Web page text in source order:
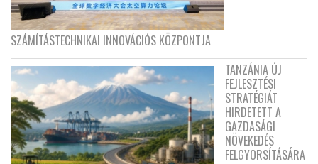
SZÁMÍTÁSTECHNIKAI INNOVÁCIÓS KÖZPONTJA
TANZÁNIA ÚJ
FEJLESZTÉSI
STRATÉGIÁT
HIRDETETT A
GAZDASÁGI
NÖVEKEDÉS
FELGYORSÍTÁSÁRA